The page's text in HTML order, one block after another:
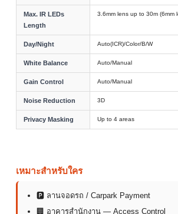
Max. IR LEDs
Length
3.6mm lens up to 30m (6mm
Day/Night Auto(ICR)/Color/B/W
White Balance Auto/Manual
Gain Control Auto/Manual
Noise Reduction 3D
Privacy Masking Up to 4 areas
เหมาะสำหรับใคร
🅿 ลานจอดรถ / Carpark Payment
🏢 อาคารสำนักงาน — Access Control